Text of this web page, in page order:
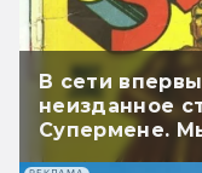
В сети
неизданное
Супермене.